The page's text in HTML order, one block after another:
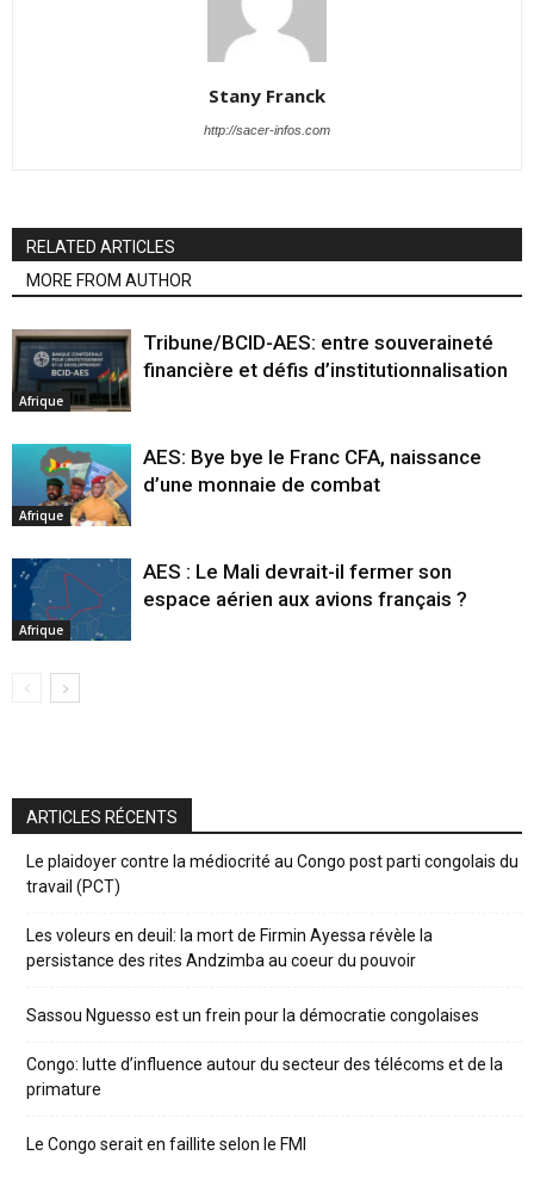
Stany Franck
http://sacer-infos.com
RELATED ARTICLES
MORE FROM AUTHOR
Afrique
Tribune/BCID-AES: entre souveraineté
financière et défis d’institutionnalisation
Afrique
AES: Bye bye le Franc CFA, naissance
d’une monnaie de combat
Afrique
AES : Le Mali devrait-il fermer son
espace aérien aux avions français ?
ARTICLES RÉCENTS
Le plaidoyer contre la médiocrité au Congo post parti congolais du
travail (PCT)
Les voleurs en deuil: la mort de Firmin Ayessa révèle la
persistance des rites Andzimba au coeur du pouvoir
Sassou Nguesso est un frein pour la démocratie congolaises
Congo: lutte d’influence autour du secteur des télécoms et de la
primature
Le Congo serait en faillite selon le FMI